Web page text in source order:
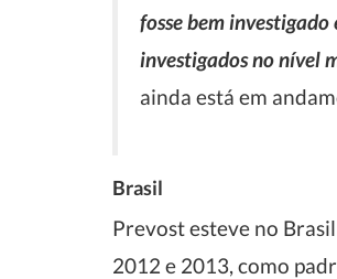
fosse bem investigado
investigados no nível
ainda está em
Brasil
Prevost esteve no
2012 e 2013, como